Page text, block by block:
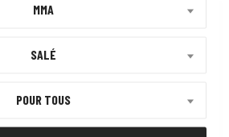
MMA
SALÉ
POUR TOUS